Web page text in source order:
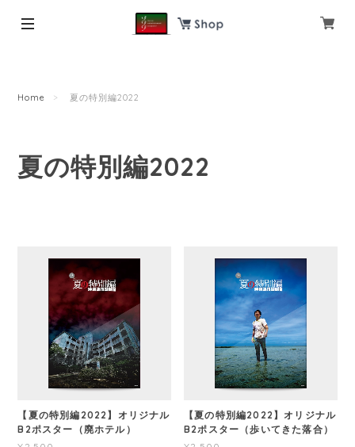
Home 夏の特別編2022
夏の特別編2022
【夏の特別編2022】オリジナル
B2ポスター（廃ホテル）
【夏の特別編2022】オリジナル
B2ポスター（歩いてきた落合）